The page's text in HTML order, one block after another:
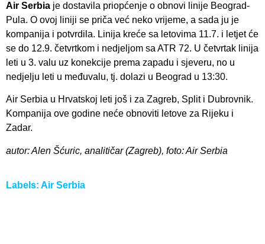
Air Serbia je dostavila priopćenje o obnovi linije Beograd-
Pula. O ovoj liniji se priča već neko vrijeme, a sada ju je
kompanija i potvrdila. Linija kreće sa letovima 11.7. i letjet će
se do 12.9. četvrtkom i nedjeljom sa ATR 72. U četvrtak linija
leti u 3. valu uz konekcije prema zapadu i sjeveru, no u
nedjelju leti u međuvalu, tj. dolazi u Beograd u 13:30.
Air Serbia u Hrvatskoj leti još i za Zagreb, Split i Dubrovnik.
Kompanija ove godine neće obnoviti letove za Rijeku i
Zadar.
autor: Alen Šćuric, analitičar (Zagreb), foto: Air Serbia
Labels: Air Serbia